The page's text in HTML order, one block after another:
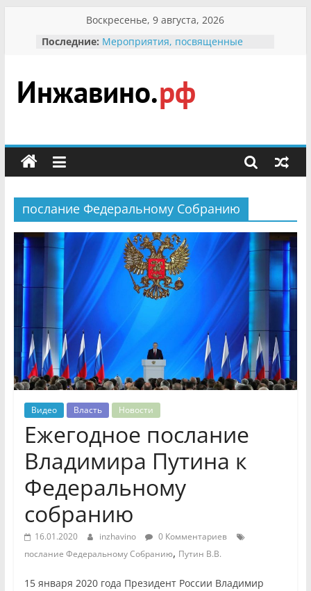
содержимому
Воскресенье, 9 августа, 2026
Последние: Мероприятия, посвященные
гражданин Инжавинского округа»
участнице Великой
Отечественной, фронтовичке
Безопасность в сети Интернет
мероприятии «Сохраним
первоцветы!»
В вольере Воронинского
заповедника родились крапчатые
суслики
Инжавино.рф
сельский
портал
послание Федеральному Собранию
Видео Власть Новости
Ежегодное послание
Владимира Путина к
Федеральному
собранию
16.01.2020 inzhavino
0 Комментариев
послание Федеральному Собранию, Путин В.В.
15 января 2020 года Президент России Владимир